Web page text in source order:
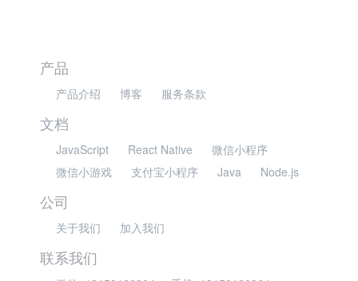
产品
产品介绍 博客 服务条款
文档
JavaScript React Native
微信小程序
微信小游戏
支付宝小程序 Java Node.js
公司
关于我们 加入我们
联系我们